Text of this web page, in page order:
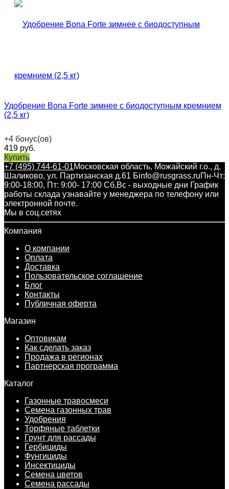
Удобрение Bona Forte зимнее с биодоступным кремнием
(2,5 кг)
+4 бонус(ов)
419 руб.
Купить
+7 (495) 744-61-01Московская область, Можайский г.о., д.
Шаликово, ул. Партизанская д.61 Бinfo@rusgrass.ruПн-Чт:
9:00-18:00, Пт: 9:00- 17:00 Сб,Вс - выходные дни График
работы склада узнавайте у менеджера по телефону или
электронной почте.
Мы в соц.сетях
Компания
О компании
Оплата
Доставка
Пользовательское соглашение
Блог
Контакты
Публичная оферта
Магазин
Оптовикам
Как сделать заказ
Продажа в регионах
Партнерская программа
Каталог
Газонные травосмеси
Семена газонных трав
Удобрения
Торфяные таблетки
Грунт для рассады
Гербициды
Фунгициды
Инсектициды
Семена цветов
Семена рассады